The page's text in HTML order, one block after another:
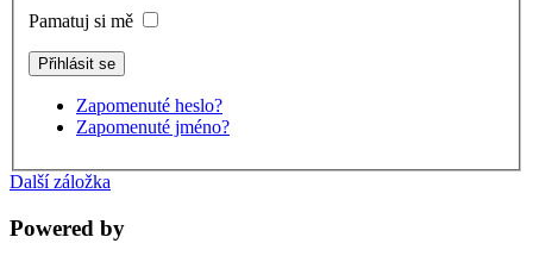
Pamatuj si mě
Zapomenuté heslo?
Zapomenuté jméno?
Další záložka
Powered by